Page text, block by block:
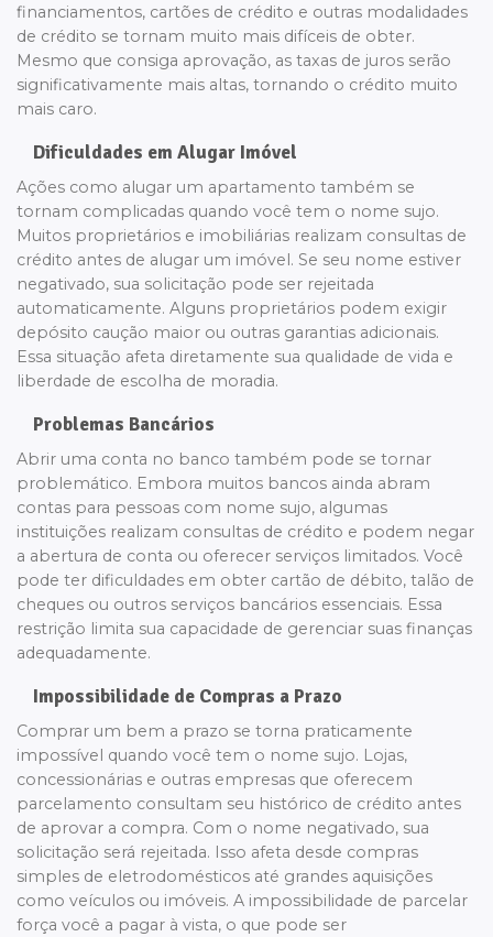
financiamentos, cartões de crédito e outras modalidades
de crédito se tornam muito mais difíceis de obter.
Mesmo que consiga aprovação, as taxas de juros serão
significativamente mais altas, tornando o crédito muito
mais caro.
Dificuldades em Alugar Imóvel
Ações como alugar um apartamento também se
tornam complicadas quando você tem o nome sujo.
Muitos proprietários e imobiliárias realizam consultas de
crédito antes de alugar um imóvel. Se seu nome estiver
negativado, sua solicitação pode ser rejeitada
automaticamente. Alguns proprietários podem exigir
depósito caução maior ou outras garantias adicionais.
Essa situação afeta diretamente sua qualidade de vida e
liberdade de escolha de moradia.
Problemas Bancários
Abrir uma conta no banco também pode se tornar
problemático. Embora muitos bancos ainda abram
contas para pessoas com nome sujo, algumas
instituições realizam consultas de crédito e podem negar
a abertura de conta ou oferecer serviços limitados. Você
pode ter dificuldades em obter cartão de débito, talão de
cheques ou outros serviços bancários essenciais. Essa
restrição limita sua capacidade de gerenciar suas finanças
adequadamente.
Impossibilidade de Compras a Prazo
Comprar um bem a prazo se torna praticamente
impossível quando você tem o nome sujo. Lojas,
concessionárias e outras empresas que oferecem
parcelamento consultam seu histórico de crédito antes
de aprovar a compra. Com o nome negativado, sua
solicitação será rejeitada. Isso afeta desde compras
simples de eletrodomésticos até grandes aquisições
como veículos ou imóveis. A impossibilidade de parcelar
força você a pagar à vista, o que pode ser